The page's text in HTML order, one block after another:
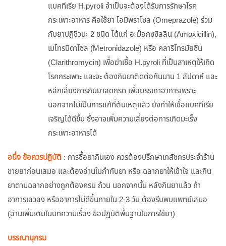
แบคทีเรีย H.pyroli จำเป็นจะต้องได้รับการรักษาโรค
กระเพาะอาหาร คือใช้ยา โอมิพราโซล (Omeprazole) ร่วม
กับยาปฏิชีวนะ 2 ชนิด ได้แก่ อะม๊อกซซิลลิน (Amoxicillin),
เมโทรนิดาโซล (Metronidazole) หรือ คลาริโทรมัยซิน
(Clarithromycin) เพื่อฆ่าเชื้อ H.pyroli ที่เป็นสาเหตุให้เกิด
โรคกระเพาะ และจะ ต้องกินยาติดต่อกันนาน 1 สัปดาห์ และ
หลีกเลี่ยงการกินยาลดกรด เพื่อบรรเทาอาการเพราะ
นอกจากไม่เป็นการแก้ที่ต้นเหตุแล้ว ยังทำให้เชื้อแบคทีเรีย
เจริญได้ดีขึ้น ซึ่งอาจเพิ่มความเสี่ยงต่อการเกิดมะเร็ง
กระเพาะอาหารได้
อนึ่ง ข้อควรปฏิบัติ : การซื้อยากินเอง ควรต้องปรึกษาเภสัชกรประจำร้าน
ขายยาก่อนเสมอ และต้องอ่านใบกำกับยา หรือ ฉลากยาให้เข้าใจ และกิน
ยาตามฉลากอย่างถูกต้องครบ ถ้วน นอกจากนั้น หลังกินยาแล้ว ถ้า
อาการเลวลง หรืออาการไม่ดีขึ้นภายใน 2-3 วัน ต้องรีบพบแพทย์เสมอ
(อ่านเพิ่มเติมในบทความเรื่อง ข้อปฏิบัติพื้นฐานในการใช้ยา)
บรรณานุกรม